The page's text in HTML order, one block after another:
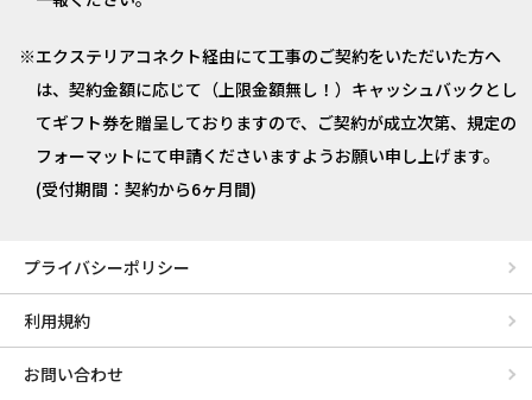
エクステリアコネクト経由にて工事のご契約をいただいた方へ
は、契約金額に応じて（上限金額無し！）キャッシュバックとし
てギフト券を贈呈しておりますので、ご契約が成立次第、規定の
フォーマットにて申請くださいますようお願い申し上げます。
(受付期間：契約から6ヶ月間)
プライバシーポリシー
利用規約
お問い合わせ